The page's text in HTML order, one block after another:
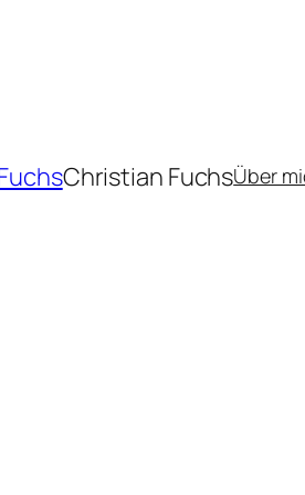
Christian FuchsÜber